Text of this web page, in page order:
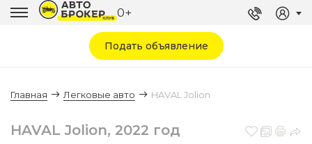
0+
Подать объявление
Главная Легковые авто HAVAL Jolion
HAVAL Jolion, 2022 год